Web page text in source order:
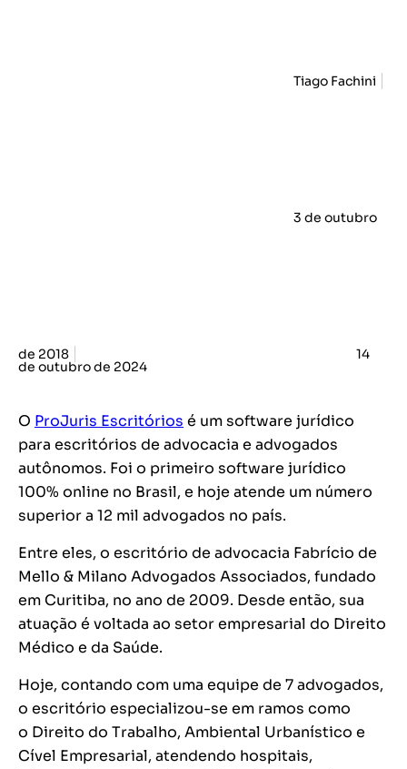
Tiago Fachini
3 de outubro
de 2018 14
de outubro de 2024
O ProJuris Escritórios é um software jurídico
para escritórios de advocacia e advogados
autônomos. Foi o primeiro software jurídico
100% online no Brasil, e hoje atende um número
superior a 12 mil advogados no país.
Entre eles, o escritório de advocacia Fabrício de
Mello & Milano Advogados Associados, fundado
em Curitiba, no ano de 2009. Desde então, sua
atuação é voltada ao setor empresarial do Direito
Médico e da Saúde.
Hoje, contando com uma equipe de 7 advogados,
o escritório especializou-se em ramos como
o Direito do Trabalho, Ambiental Urbanístico e
Cível Empresarial, atendendo hospitais,